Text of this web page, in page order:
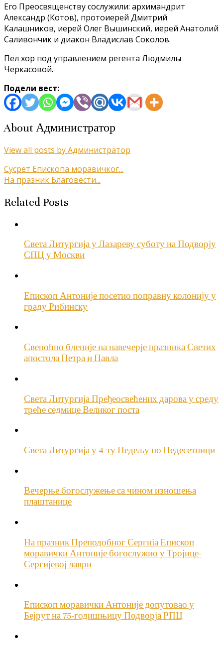
Его Преосвященству сослужили: архимандрит
Александр (Котов), протоиерей Дмитрий
Калашников, иерей Олег Вышинский, иерей Анатолий
Саливончик и диакон Владислав Соколов.
Пел хор под управлением регента Людмилы
Черкасовой.
Подели вест:
About Администратор
View all posts by Администратор
Кретање
чланка
Сусрет Епископа моравичког...
На празник Благовести...
Related Posts
Света Литургија у Лазареву суботу на Подворју
СПЦ у Москви
Епископ Антоније посетио поправну колонију у
граду Рибинску
Свеноћно бденије на навечерје празника Светих
апостола Петра и Павла
Света Литургија Пређеосвећених дарова у среду
треће седмице Великог поста
Света Литургија у 4-ту Недељу по Педесетници
Вечерње богослужење са чином изношења
плаштанице
На празник Преподобног Сергија Епископ
моравички Антоније богослужио у Тројице-
Сергијевој лаври
Епископ моравички Антоније допутовао у
Бејрут на 75-годишњицу Подворја РПЦ